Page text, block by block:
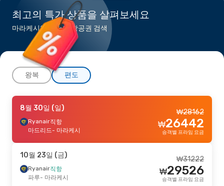
최고의 특가 상품을 살펴보세요
마라케시행 최저가 항공권 검색
왕복 편도
10월 1일 (목)- 10월 5일 (월)
Ryanair직항
파리- 마라케시
-16 %
176752
₩
148012
₩
10월 14일 (수)
8월 30일 (일)
Ryanair직항
마드리드- 마라케시
28162
₩
26442
₩
승객별 프라임 요금
10월 23일 (금)
Ryanair직항
파루- 마라케시
31222
₩
29526
₩
승객별 프라임 요금